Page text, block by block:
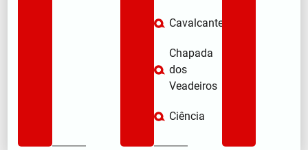
Cavalcante
Chapada
dos
Veadeiros
Ciência